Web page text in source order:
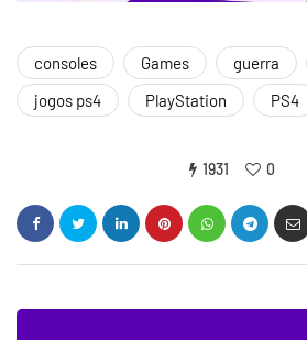
consoles Games guerra
jogos ps4
PlayStation PS4
1931 0